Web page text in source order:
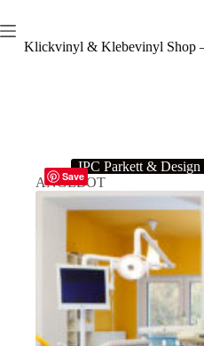
Inhalt
springenKlickvinyl & Klebevinyl Shop
Save
IPC Parkett &
ANGEBOT